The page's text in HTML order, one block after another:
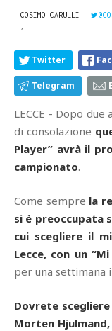
COSIMO CARULLI
1
Twitter
Telegram
LECCE - Dopo
di consolazione
Player” avrà il
campionato.
Come sempre la
si è preoccupata
cui scegliere il
Lecce, con un
per una settimana
Dovrete
Morten